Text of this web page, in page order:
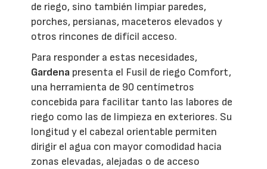
de riego, sino también limpiar paredes,
porches, persianas, maceteros elevados y
otros rincones de difícil acceso.
Para responder a estas necesidades,
Gardena presenta el Fusil de riego Comfort,
una herramienta de 90 centímetros
concebida para facilitar tanto las labores de
riego como las de limpieza en exteriores. Su
longitud y el cabezal orientable permiten
dirigir el agua con mayor comodidad hacia
zonas elevadas, alejadas o de acceso